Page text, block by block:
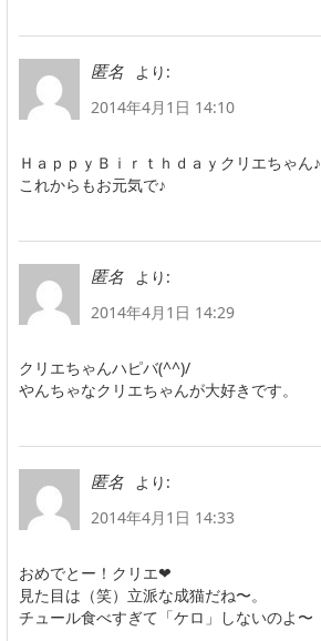
匿名
より:
2014年4月1日 14:10
ＨａｐｐｙＢｉｒｔｈｄａｙクリエちゃん♪
これからもお元気で♪
匿名
より:
2014年4月1日 14:29
クリエちゃんハピバ(^^)/
やんちゃなクリエちゃんが大好きです。
匿名
より:
2014年4月1日 14:33
おめでとー！クリエ❤︎
見た目は（笑）立派な成猫だね〜。
チュール食べすぎて「ケロ」しないのよ〜